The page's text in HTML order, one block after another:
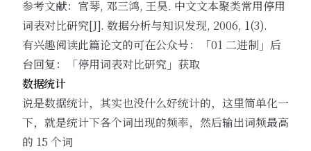
参考文献：官琴, 邓三鸿, 王昊. 中文文本聚类常用停用
词表对比研究[J]. 数据分析与知识发现, 2006, 1(3).
有兴趣阅读此篇论文的可在公众号：「01 二进制」后
台回复：「停用词表对比研究」获取
数据统计
说是数据统计，其实也没什么好统计的，这里简单化一
下，就是统计下各个词出现的频率，然后输出词频最高
的 15 个词